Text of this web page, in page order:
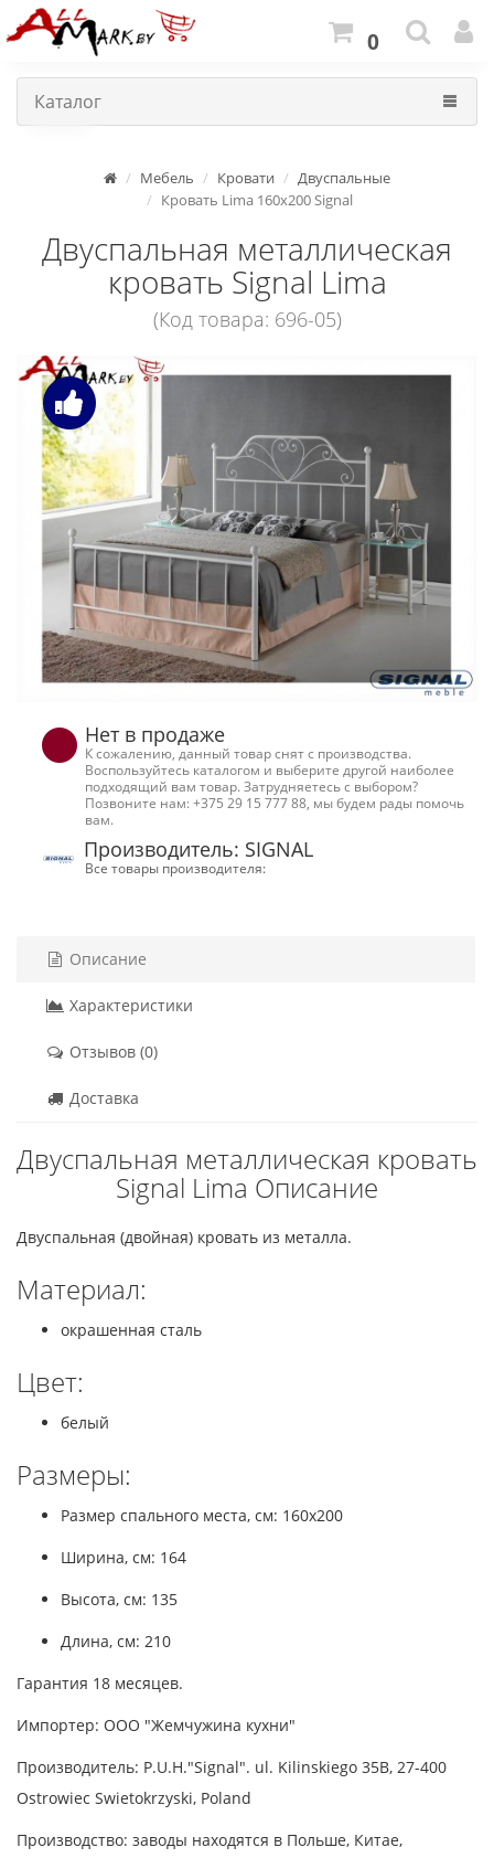
0
Каталог
Мебель Кровати
Двуспальные
Кровать Lima 160x200 Signal
Двуспальная металлическая
кровать Signal Lima
(Код товара: 696-05)
Нет в продаже
К сожалению, данный товар снят с производства.
Воспользуйтесь каталогом и выберите другой наиболее
подходящий вам товар. Затрудняетесь с выбором?
Позвоните нам: +375 29 15 777 88, мы будем рады помочь
вам.
Производитель: SIGNAL
Все товары производителя:
Описание
Характеристики
Отзывов (0)
Доставка
Двуспальная металлическая кровать
Signal Lima Описание
Двуспальная (двойная) кровать из металла.
Материал:
окрашенная сталь
Цвет:
белый
Размеры:
Размер спального места, см: 160x200
Ширина, см: 164
Высота, см: 135
Длина, см: 210
Гарантия 18 месяцев.
Импортер: ООО "Жемчужина кухни"
Производитель: P.U.H."Signal". ul. Kilinskiego 35B, 27-400
Ostrowiec Swietokrzyski, Poland
Производство: заводы находятся в Польше, Китае,